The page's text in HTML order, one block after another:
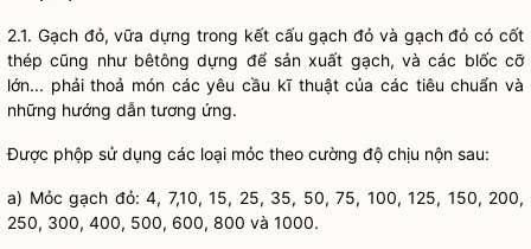
2.1. Gạch đỏ, vữa dựng trong kết cấu gạch đỏ và gạch đỏ có cốt
thép cũng như bêtông dựng để sản xuất gạch, và các blốc cỡ
lớn... phải thoả món các yêu cầu kĩ thuật của các tiêu chuẩn và
những hướng dẫn tương ứng.
Được phộp sử dụng các loại mỏc theo cường độ chịu nộn sau:
a) Mỏc gạch đỏ: 4, 7,10, 15, 25, 35, 50, 75, 100, 125, 150, 200,
250, 300, 400, 500, 600, 800 và 1000.